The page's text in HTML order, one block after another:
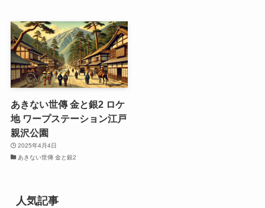
あきない世傳 金と銀2 ロケ
地 ワープステーション江戸
親沢公園
2025年4月4日
あきない世傳 金と銀2
人気記事